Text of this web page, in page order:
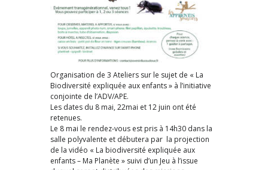
Organisation de 3 Ateliers sur le sujet de « La
Biodiversité expliquée aux enfants » à l’initiative
conjointe de l’ADV/APE.
Les dates du 8 mai, 22mai et 12 juin ont été
retenues.
Le 8 mai le rendez-vous est pris à 14h30 dans la
salle polyvalente et débutera par la projection
de la vidéo « La biodiversité expliquée aux
enfants – Ma Planète » suivi d’un Jeu à l’issue